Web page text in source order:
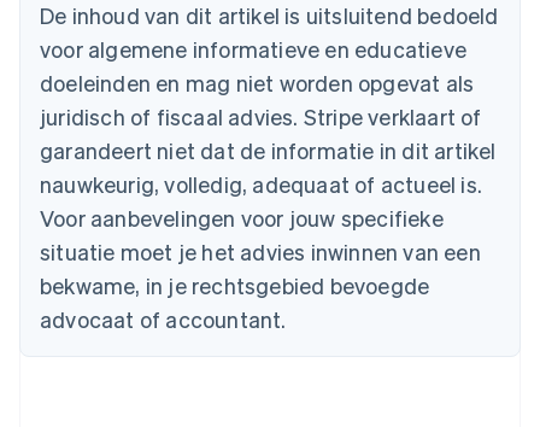
De inhoud van dit artikel is uitsluitend bedoeld
voor algemene informatieve en educatieve
doeleinden en mag niet worden opgevat als
juridisch of fiscaal advies. Stripe verklaart of
garandeert niet dat de informatie in dit artikel
nauwkeurig, volledig, adequaat of actueel is.
Voor aanbevelingen voor jouw specifieke
situatie moet je het advies inwinnen van een
bekwame, in je rechtsgebied bevoegde
advocaat of accountant.
Brazilië
PortuguêsEnglish
Bulgarije
English
Canada
English Français
Cyprus
English
Denemarken
Duitsland
DeutschEnglish
Estland
English
Finland